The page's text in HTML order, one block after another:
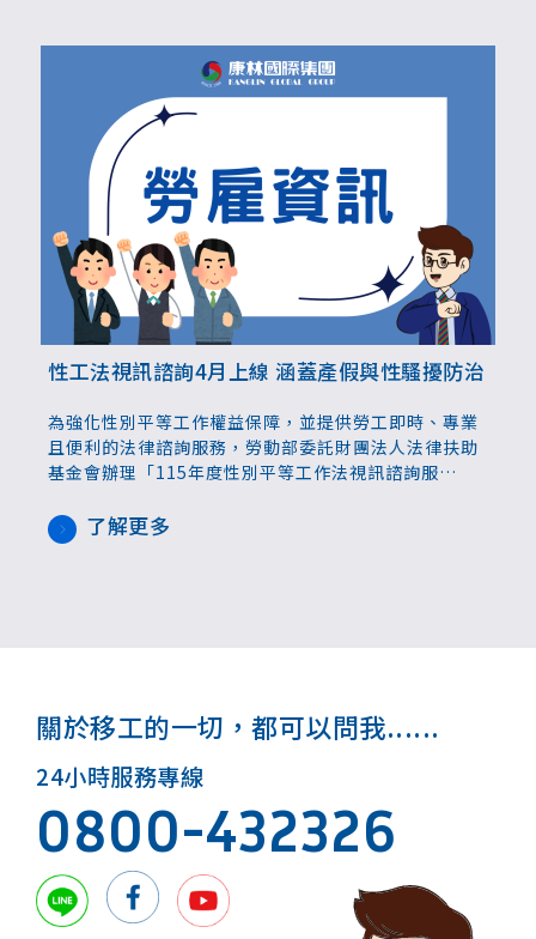
性工法視訊諮詢4月上線 涵蓋產假與性騷擾防治
為強化性別平等工作權益保障，並提供勞工即時、專業
且便利的法律諮詢服務，勞動部委託財團法人法律扶助
基金會辦理「115年度性別平等工作法視訊諮詢服
線。未來勞工可透過網路視訊方式，與專業律師進行一
對一諮詢，在兼顧隱私與便利的環境中釐清疑義、掌握
了解更多
關於移工的一切，都可以問我......
24小時服務專線
0800-432326